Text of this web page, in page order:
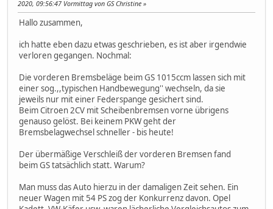
2020, 09:56:47 Vormittag von GS Christine
Hallo zusammen,
ich hatte eben dazu etwas geschrieben, es ist aber irgendwie
verloren gegangen. Nochmal:
Die vorderen Bremsbeläge beim GS 1015ccm lassen sich mit
einer sog.,,typischen Handbewegung'' wechseln, da sie
jeweils nur mit einer Federspange gesichert sind.
Beim Citroen 2CV mit Scheibenbremsen vorne übrigens
genauso gelöst. Bei keinem PKW geht der
Bremsbelagwechsel schneller - bis heute!
Der übermäßige Verschleiß der vorderen Bremsen fand
beim GS tatsächlich statt. Warum?
Man muss das Auto hierzu in der damaligen Zeit sehen. Ein
neuer Wagen mit 54 PS zog der Konkurrenz davon. Opel